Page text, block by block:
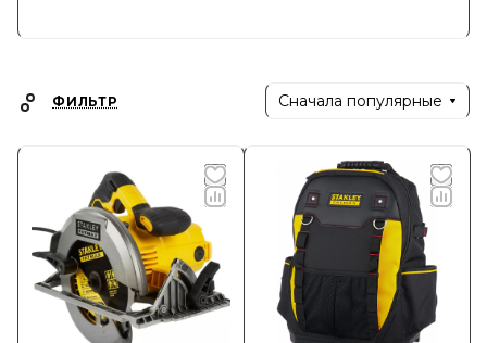
- Ручные инструменты (гвоздевые
- Измерительные инструменты (рулетки,
уровни и лазерные дальномеры)
- Профессиональные
электроинструменты (долото, дрели и
шлифовальные машины)
- Хранение и организацию
инструментов (ящики, сумки и системы
ФИЛЬТР Сначала популярные